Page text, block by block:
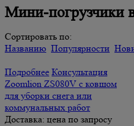
Мини-погрузчики
Сортировать по:
Названию Популярности
Подробнее Консультация
Zoomlion ZS080V с ковшом
для уборки снега или
коммунальных работ
Доставка: цена по запросу